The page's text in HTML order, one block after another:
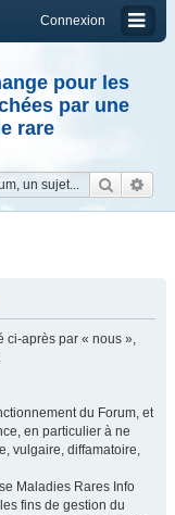
Connexion
pour les
par une
rare
ci-après par « nous »,
du Forum, et
en particulier à ne
vulgaire, diffamatoire,
Maladies Rares Info
fins de gestion du